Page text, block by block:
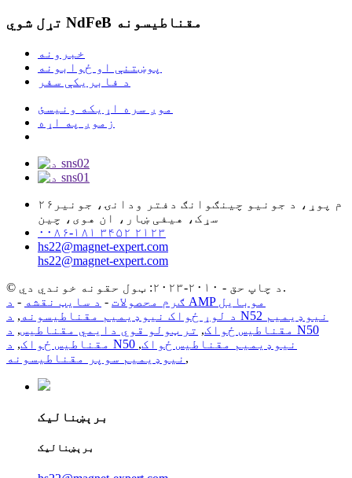
تړل شوي NdFeB مقناطیسونه
خبرونه
پوښتنې او ځوابونه
د فابریکې سفر
موږ سره اړیکه ونیسئ
زموږ په اړه
۲۶م پوړ، د جونیو چینګوانګ دفتر ودانۍ، جونیر
سړک، هیفی ښار، ان هوی، چین
۰۰۸۶-۱۸۱ ۳۴۵۲ ۲۱۲۳
hs22@magnet-expert.com
hs22@magnet-expert.com
© د چاپ حق - ۲۰۱۰-۲۰۲۳: ټول حقونه خوندي دي.
ګرم محصولات - د سایټ نقشه -
د AMP موبایل
د لوړ ځواک نیوډیمیم مقناطیسونه , د N52 نیوډیمیم
مقناطیس ځواک, تر ټولو قوي دایمي مقناطیس, د N50
مقناطیس ځواک, د N50 نیوډیمیم مقناطیس ځواک,
نیوډیمیم سوپر مقناطیسونه ,
برېښنالیک
برېښنالیک